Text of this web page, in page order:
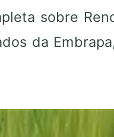
sobre
da